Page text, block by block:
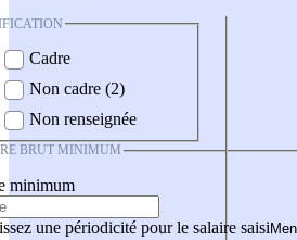
Cadre
Non cadre (2)
Non renseignée
BRUT MINIMUM
minimum
une périodicité pour le salaire saisi